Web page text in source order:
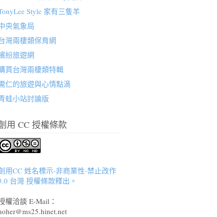
Style 家有三隻羊
央氣象局
灣兩棲類保育網
紛旅遊網
買台灣兩棲類特輯
仁的旅遊與心情點滴
蛙小站討論版
用 CC 授權條款
用CC 姓名標示-非商業性-禁止改作
台灣 授權條款釋出。
權洽談 E-Mail：